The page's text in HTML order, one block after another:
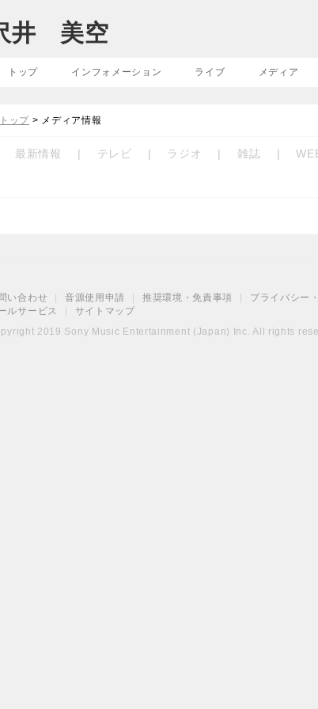
井 美空
トップ インフォメーション ライブ メディア
トップ > メディア情報
最新情報 | テレビ | ラジオ | 雑誌 |
い合わせ 音源使用申請 推奨環境・免責事項 プライバシー
ルサービス
サイトマップ
2019 Sony Music Entertainment (Japan) Inc. All rights